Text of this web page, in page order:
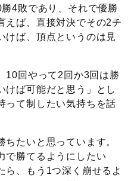
4敗であり、それで優勝
えば、直接対決でその2チ
けば、頂点というのは見
10回やって2回か3回は勝
けば可能だと思う」とし
って制したい気持ちを話
ちたいと思っています。
で勝てるようにしたい
ら、もう1つ深く崩せるよ